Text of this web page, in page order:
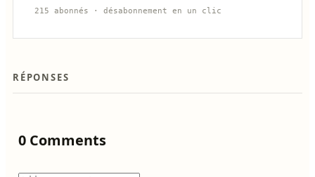
215 abonnés · désabonnement en un clic
RÉPONSES
0 Comments